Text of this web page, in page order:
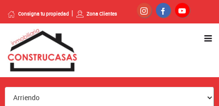
Consigna tu propiedad Zona Clientes